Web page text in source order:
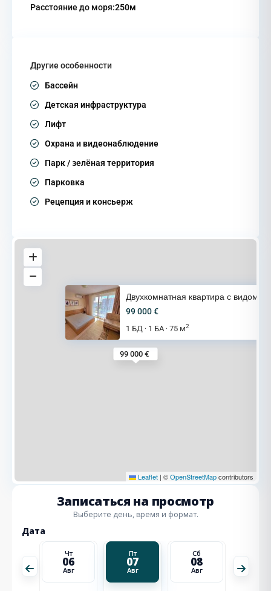
Расстояние до моря:250м
Другие особенности
Бассейн
Детская инфраструктура
Лифт
Охрана и видеонаблюдение
Парк / зелёная территория
Парковка
Рецепция и консьерж
99 000 €
Двухкомнатная квартира с видом
99 000 €
1 БД · 1 БА · 75 м2
Leaflet | ©OpenStreetMapcontributors
Записаться на просмотр
Выберите день, время и формат.
Дата
Чт
06
Авг
Пт
07
Авг
Сб
08
Авг